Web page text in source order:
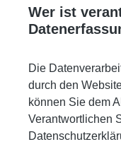
Wer ist
Die
durch den
können Sie dem
Verantwortlichen